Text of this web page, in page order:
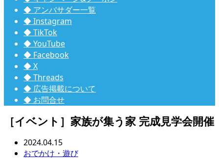
◆ アンバサダー一覧
◆ Instagram
◆ TikTok
◆ YouTube
◆ Facebook
◆ X
◆ Threads
◆ 広告掲載について
◆ お問合せ
［イベント］家族が集う家 完成見学会開催
2024.04.15
おでかけ・遊び